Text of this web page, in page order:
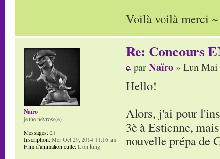
Voilà voilà merci ~
Re: Concours
parNaïro » Lun Mai
Hello!
Alors, j'ai pour
3è à Estienne,
nouvelle prépa de
Naïro
jeune névrosé(e)
Messages:21
Inscription:Mer Oct 29, 2014 11:16 am
Film d'animation culte:Lion king